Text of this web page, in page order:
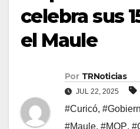
celebra sus
el Maule
Por TRNoticias
JUL 22, 2025
#Curicó,
#Maule, #MOP,